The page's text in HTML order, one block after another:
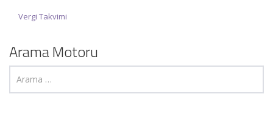
Vergi Takvimi
Arama Motoru